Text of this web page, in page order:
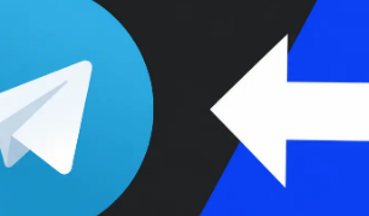
Colunas
Colaboradores